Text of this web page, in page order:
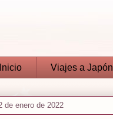
Inicio Viajes a Japón
de enero de 2022